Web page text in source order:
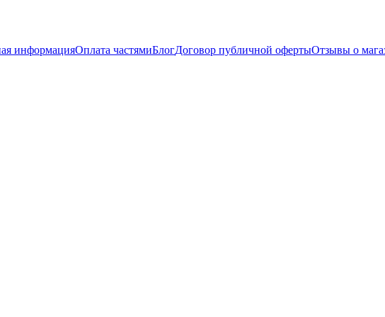
информацияОплата частямиБлогДоговор публичной офертыОтзывы о